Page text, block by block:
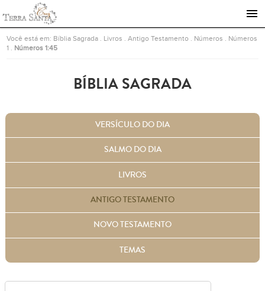
Ir para a página inicial
Você está em: Bíblia Sagrada Livros .Antigo Testamento Números
Números
1
Números 1:45
BÍBLIA SAGRADA
VERSÍCULO DO DIA
SALMO DO DIA
LIVROS
ANTIGO TESTAMENTO
NOVO TESTAMENTO
TEMAS